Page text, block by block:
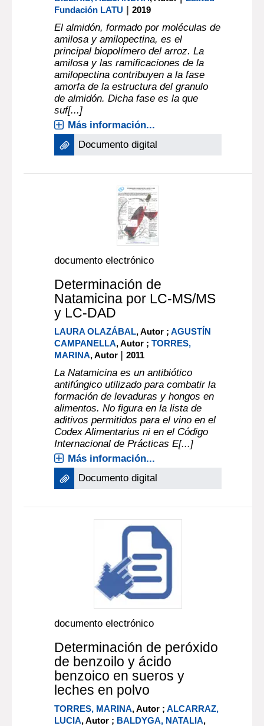
Fundación LATU |2019
El almidón, formado por moléculas de
amilosa y amilopectina, es el
principal biopolímero del arroz. La
amilosa y las ramificaciones de la
amilopectina contribuyen a la fase
amorfa de la estructura del granulo
de almidón. Dicha fase es la que
suf[...]
Más información...
Documento digital
documento electrónico
Determinación de
Natamicina por LC-MS/MS
y LC-DAD
LAURA OLAZÁBAL, Autor ;AGUSTÍN
CAMPANELLA, Autor ;TORRES,
MARINA, Autor |2011
La Natamicina es un antibiótico
antifúngico utilizado para combatir la
formación de levaduras y hongos en
alimentos. No figura en la lista de
aditivos permitidos para el vino en el
Codex Alimentarius ni en el Código
Internacional de Prácticas E[...]
Más información...
Documento digital
documento electrónico
Determinación de peróxido
de benzoilo y ácido
benzoico en sueros y
leches en polvo
TORRES, MARINA, Autor ;ALCARRAZ,
LUCIA, Autor ; BALDYGA, NATALIA,